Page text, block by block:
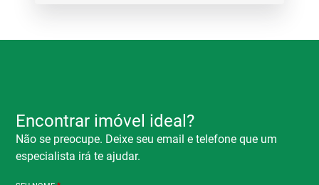
Encontrar imóvel ideal?
Não se preocupe. Deixe seu email e telefone que um
especialista irá te ajudar.